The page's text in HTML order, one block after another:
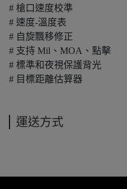
# 槍口速度校準
# 速度-溫度表
# 自旋飄移修正
# 支持 Mil、MOA、點擊
# 標準和夜視保護背光
# 目標距離估算器
運送方式